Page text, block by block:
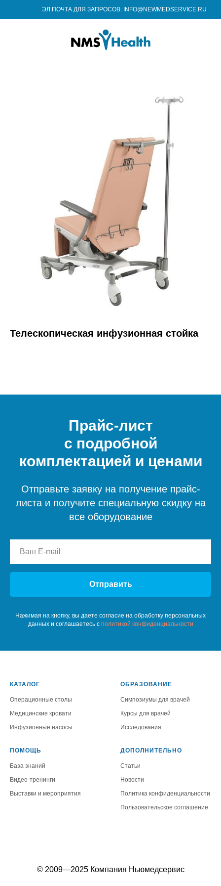
ЭЛ.ПОЧТА ДЛЯ ЗАПРОСОВ: INFO@NEWMEDSERVICE.RU
Телескопическая инфузионная стойка
Прайс-лист
с подробной
комплектацией и ценами
Отправьте заявку на получение прайс-
листа и получите специальную скидку на
все оборудование
Отправить
Нажимая на кнопку, вы даете согласие на обработку персональных
данных и соглашаетесь c политикой конфиденциальности
КАТАЛОГ
Операционные столы
Медицинские кровати
Инфузионные насосы
ОБРАЗОВАНИЕ
Симпозиумы для врачей
Курсы для врачей
Исследования
ПОМОЩЬ
База знаний
Видео-тренинги
Выставки и мероприятия
ДОПОЛНИТЕЛЬНО
Статьи
Новости
Политика конфиденциальности
Пользовательское соглашение
© 2009—2025 Компания Ньюмедсервис